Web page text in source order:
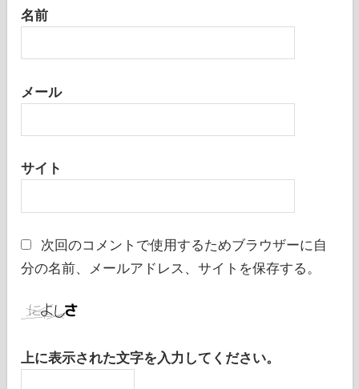
名前
メール
サイト
次回のコメントで使用するためブラウザーに自
分の名前、メールアドレス、サイトを保存する。
上に表示された文字を入力してください。